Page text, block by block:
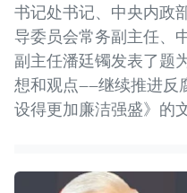
书记处书记、中央内政
导委员会常务副主任、
副主任潘廷镯发表了题
想和观点——继续推进反
设得更加廉洁强盛》的文